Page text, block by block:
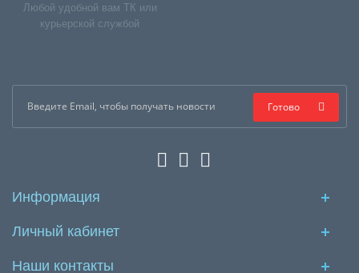
Любой удобной вам ТК или
курьерской службой
Готово
Информация
Личный кабинет
Наши контакты